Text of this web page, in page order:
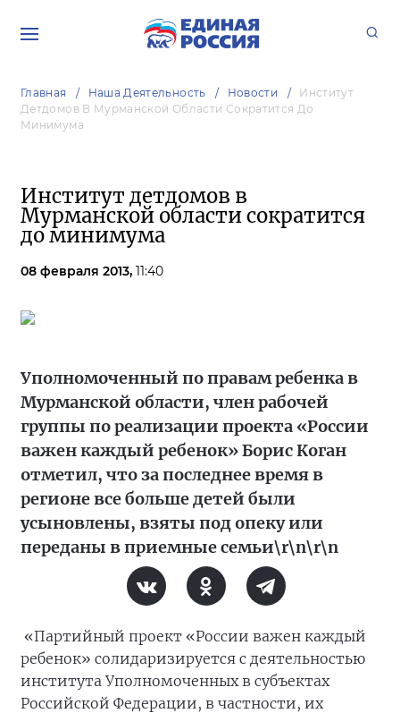
Главная Наша Деятельность Новости
Институт
Детдомов В Мурманской Области Сократится До
Минимума
Институт детдомов в
Мурманской области сократится
до минимума
08 февраля 2013, 11:40
Уполномоченный по правам ребенка в
Мурманской области, член рабочей
группы по реализации проекта «России
важен каждый ребенок» Борис Коган
отметил, что за последнее время в
регионе все больше детей были
усыновлены, взяты под опеку или
переданы в приемные семьи\r\n\r\n
«Партийный проект «России важен каждый
ребенок» солидаризируется с деятельностью
института Уполномоченных в субъектах
Российской Федерации, в частности, их